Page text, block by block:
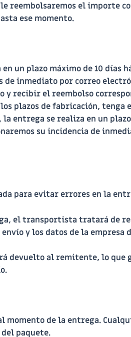
reembolsaremos el importe
ese momento.
un plazo máximo de10 días
inmediato por correo
y recibir el reembolso
plazos de fabricación, tenga
entrega se realiza en un
su incidencia de
para evitar errores en la
el transportista tratará de
y los datos de la
devuelto al remitente, lo
momento de la entrega.
paquete.